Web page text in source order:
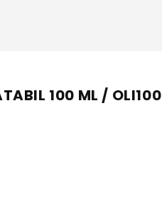
100 ML / OLI100